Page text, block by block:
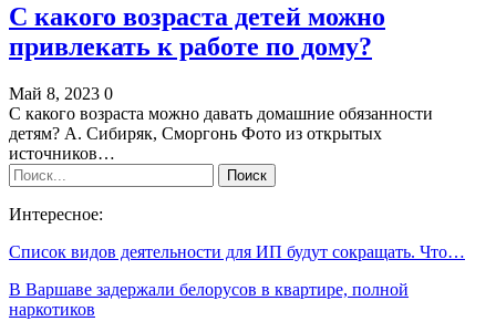
С какого возраста детей можно
привлекать к работе по дому?
Май 8, 2023 0
С какого возраста можно давать домашние обязанности
детям? А. Сибиряк, Сморгонь Фото из открытых
источников…
Интересное:
Список видов деятельности для ИП будут сокращать. Что…
В Варшаве задержали белорусов в квартире, полной
наркотиков